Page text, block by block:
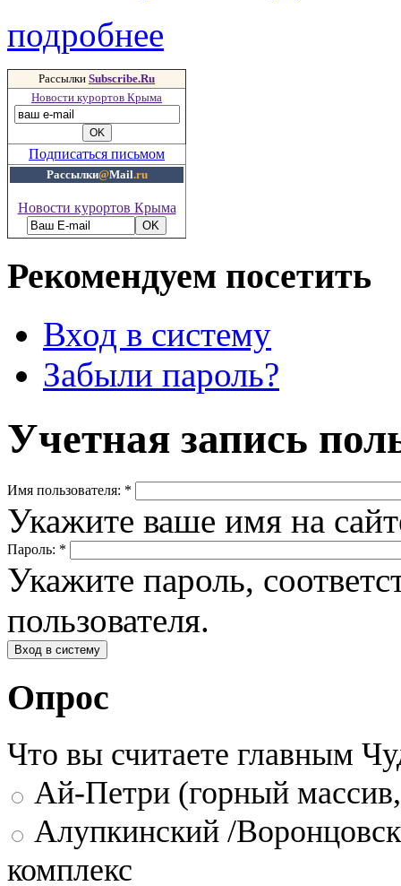
подробнее
Рассылки Subscribe.Ru
Новости курортов Крыма
Подписаться письмом
Рассылки@Mail.ru
Новости курортов Крыма
Рекомендуем посетить
Вход в систему
Забыли пароль?
Учетная запись
Имя пользователя: *
Укажите ваше имя на
Пароль: *
Укажите пароль,
пользователя.
Опрос
Что вы считаете главным
Ай-Петри (горный
Алупкинский /
комплекс